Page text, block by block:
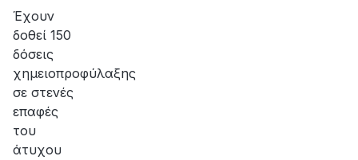
Έχουν
δοθεί 150
δόσεις
χημειοπροφύλαξης
σε στενές
επαφές
του
άτυχου